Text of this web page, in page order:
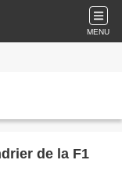
MENU
de la F1